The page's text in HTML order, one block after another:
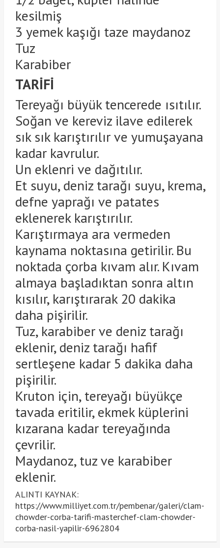
kesilmiş
3 yemek kaşığı taze maydanoz
Tuz
Karabiber
TARİFİ
Tereyağı büyük tencerede ısıtılır.
Soğan ve kereviz ilave edilerek
sık sık karıştırılır ve yumuşayana
kadar kavrulur.
Un eklenri ve dağıtılır.
Et suyu, deniz tarağı suyu, krema,
defne yaprağı ve patates
eklenerek karıştırılır.
Karıştırmaya ara vermeden
kaynama noktasına getirilir. Bu
noktada çorba kıvam alır. Kıvam
almaya başladıktan sonra altın
kısılır, karıştırarak 20 dakika
daha pişirilir.
Tuz, karabiber ve deniz tarağı
eklenir, deniz tarağı hafif
sertleşene kadar 5 dakika daha
pişirilir.
Kruton için, tereyağı büyükçe
tavada eritilir, ekmek küplerini
kızarana kadar tereyağında
çevrilir.
Maydanoz, tuz ve karabiber
eklenir.
ALINTI KAYNAK:
https://www.milliyet.com.tr/pembenar/galeri/clam-
chowder-corba-tarifi-masterchef-clam-chowder-
corba-nasil-yapilir-6962804